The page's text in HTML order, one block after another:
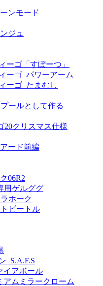
ンモード
ジュ
ーゴ「すぽーつ」
ーゴ_パワーアーム
ーゴ_たまむし
ールとして作る
20クリスマス仕様
ード前編
06R2
用ゲルググ
ホーク
ビートル
_S.A.F.S
イアボール
アムミラークローム